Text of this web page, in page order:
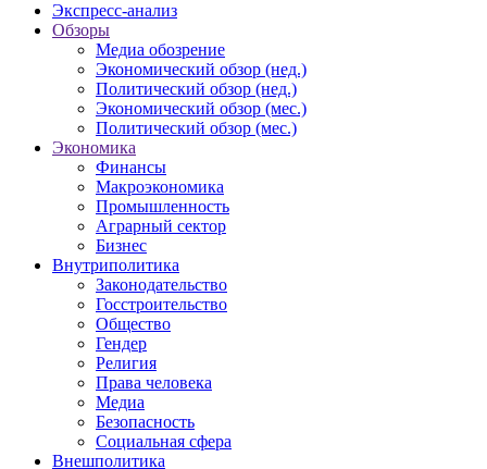
Экспресс-анализ
Обзоры
Медиа обозрение
Экономический обзор (нед.)
Политический обзор (нед.)
Экономический обзор (мес.)
Политический обзор (мес.)
Экономика
Финансы
Макроэкономика
Промышленность
Аграрный сектор
Бизнес
Внутриполитика
Законодательство
Госстроительство
Общество
Гендер
Религия
Права человека
Медиа
Безопасность
Социальная сфера
Внешполитика